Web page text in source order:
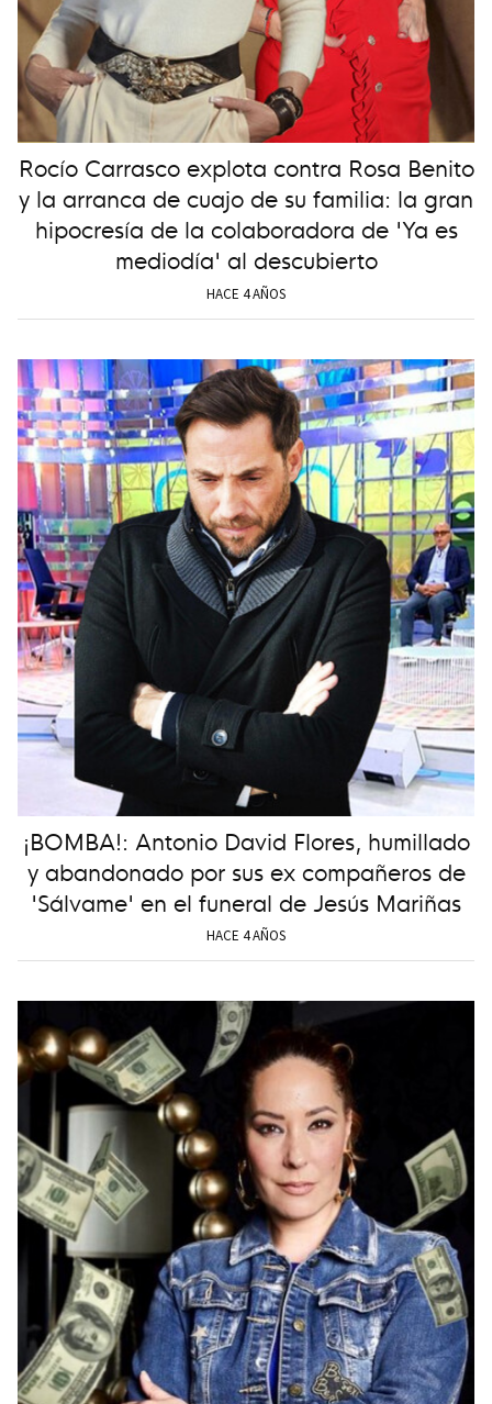
Rocío Carrasco explota contra Rosa Benito
y la arranca de cuajo de su familia: la gran
hipocresía de la colaboradora de 'Ya es
mediodía' al descubierto
HACE 4 AÑOS
¡BOMBA!: Antonio David Flores, humillado
y abandonado por sus ex compañeros de
'Sálvame' en el funeral de Jesús Mariñas
HACE 4 AÑOS